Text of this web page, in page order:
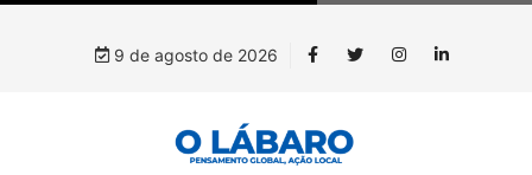
9 de agosto de 2026